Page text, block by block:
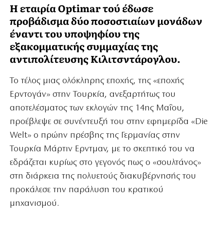
Η εταιρία Optimar τού έδωσε
προβάδισμα δύο ποσοστιαίων μονάδων
έναντι του υποψηφίου της
εξακομματικής συμμαχίας της
αντιπολίτευσης Κιλιτσντάρογλου.
Το τέλος μιας ολόκληρης εποχής, της «εποχής
Ερντογάν» στην Τουρκία, ανεξαρτήτως του
αποτελέσματος των εκλογών της 14ης Μαΐου,
προέβλεψε σε συνέντευξή του στην εφημερίδα «Die
Welt» ο πρώην πρέσβης της Γερμανίας στην
Τουρκία Μάρτιν Ερντμαν, με το σκεπτικό του να
εδράζεται κυρίως στο γεγονός πως ο «σουλτάνος»
στη διάρκεια της πολυετούς διακυβέρνησής του
προκάλεσε την παράλυση του κρατικού
μηχανισμού.